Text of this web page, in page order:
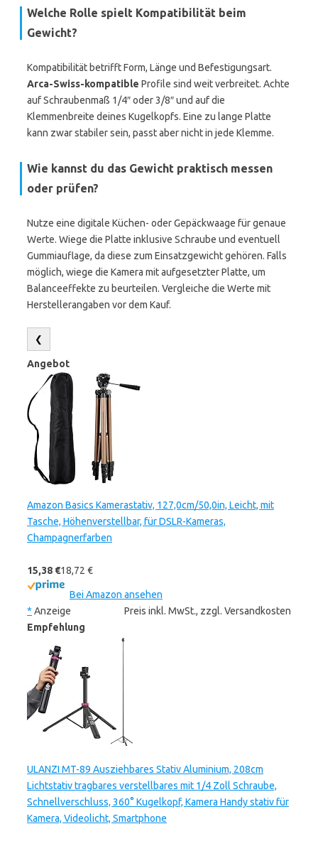
Welche Rolle spielt Kompatibilität beim
Gewicht?
Kompatibilität betrifft Form, Länge und Befestigungsart.
Arca-Swiss-kompatible Profile sind weit verbreitet. Achte
auf Schraubenmaß 1/4″ oder 3/8″ und auf die
Klemmenbreite deines Kugelkopfs. Eine zu lange Platte
kann zwar stabiler sein, passt aber nicht in jede Klemme.
Wie kannst du das Gewicht praktisch messen
oder prüfen?
Nutze eine digitale Küchen- oder Gepäckwaage für genaue
Werte. Wiege die Platte inklusive Schraube und eventuell
Gummiauflage, da diese zum Einsatzgewicht gehören. Falls
möglich, wiege die Kamera mit aufgesetzter Platte, um
Balanceeffekte zu beurteilen. Vergleiche die Werte mit
Herstellerangaben vor dem Kauf.
❮
Angebot
Amazon Basics Kamerastativ, 127,0cm/50,0in, Leicht, mit
Tasche, Höhenverstellbar, für DSLR-Kameras,
Champagnerfarben
15,38 €18,72 €
Bei Amazon ansehen
* Anzeige
Preis inkl. MwSt., zzgl. Versandkosten
Empfehlung
ULANZI MT-89 Ausziehbares Stativ Aluminium, 208cm
Lichtstativ tragbares verstellbares mit 1/4 Zoll Schraube,
Schnellverschluss, 360° Kugelkopf, Kamera Handy stativ für
Kamera, Videolicht, Smartphone